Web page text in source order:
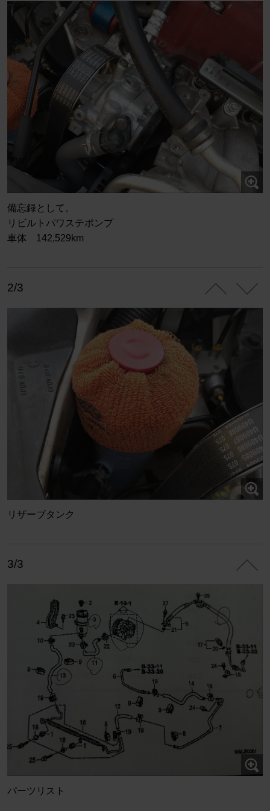
備忘録として。
リビルトパワステポンプ
車体 142,529km
2/3
リザーブタンク
3/3
パーツリスト